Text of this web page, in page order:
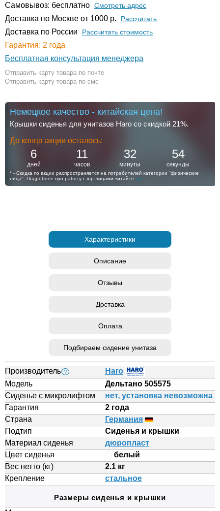
Самовывоз: бесплатно Смотреть адрес
Доставка по Москве от 1000 р. Расcчитать
Доставка по России Рассчитать стоимость
Гарантия: 2 года
Бесплатная консультация менеджера
Отправить карту товара по почте
Отправить карту товара по смс
Немецкое качество - китайская цена!
Крышки сиденья для унитазов Haro со скидкой 21%.
До конца акции осталось:
6
дней
11
часов
32
минуты
54
секунды
* - Скидка по акции распространяется на потребителей категории "физические
лица". Подробнее про работу с юр.лицами читайте тут
Характеристики
Описание
Отзывы
Доставка
Оплата
Подбираем сидение унитаза
Производитель ?
Haro
Модель
Дельтано 505575
Сиденье с микролифтом
нет, установка невозможна
Гарантия
2 года
Страна
Германия
Подтип
Сиденья и крышки
Материал сиденья
дюропласт
Цвет сиденья
белый
Вес нетто (кг)
2.1 кг
Крепление
стальное
Размеры сиденья и крышки